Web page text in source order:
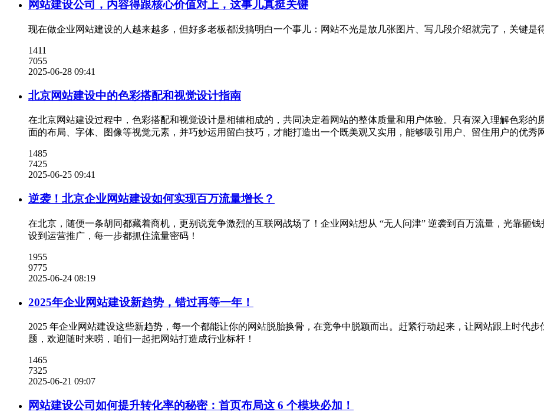
网站建设公司，内容得跟核心价值对上，这事儿真挺关键
现在做企业网站建设的人越来越多，但好多老板都没搞明白一个事儿：网站不光是放几张图片、写几段介绍就完了，关键是
1411
7055
2025-06-28 09:41
北京网站建设中的色彩搭配和视觉设计指南
在北京网站建设过程中，色彩搭配和视觉设计是相辅相成的，共同决定着网站的整体质量和用户体验。只有深入理解色彩
面的布局、字体、图像等视觉元素，并巧妙运用留白技巧，才能打造出一个既美观又实用，能够吸引用户、留住用户的优秀网
1485
7425
2025-06-25 09:41
逆袭！北京企业网站建设如何实现百万流量增长？
在北京，随便一条胡同都藏着商机，更别说竞争激烈的互联网战场了！企业网站想从 “无人问津” 逆袭到百万流量，光靠砸
设到运营推广，每一步都抓住流量密码！
1955
9775
2025-06-24 08:19
2025年企业网站建设新趋势，错过再等一年！
2025 年企业网站建设这些新趋势，每一个都能让你的网站脱胎换骨，在竞争中脱颖而出。赶紧行动起来，让网站跟上时代
题，欢迎随时来唠，咱们一起把网站打造成行业标杆！
1465
7325
2025-06-21 09:07
网站建设公司如何提升转化率的秘密：首页布局这 6 个模块必加！